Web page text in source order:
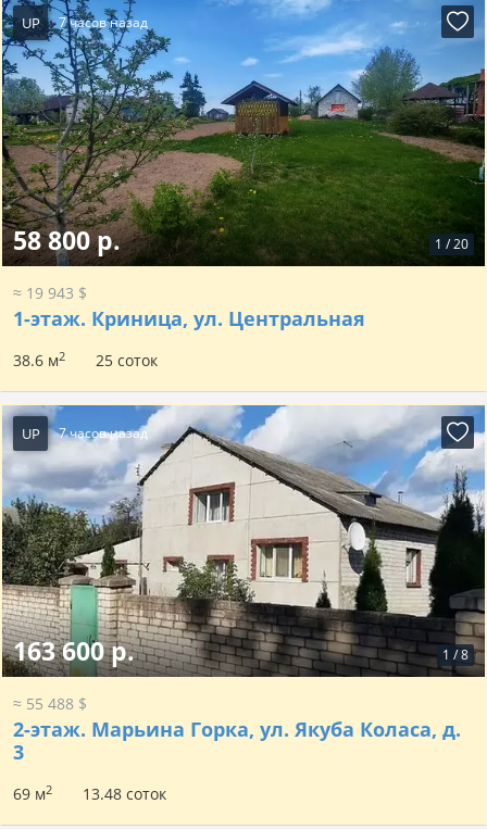
UP 7 часов назад
1 /20
58 800 р.
≈ 19 943 $
1-этаж. Криница, ул. Центральная
38.6 м2 25 соток
UP 7 часов назад
1 /8
163 600 р.
≈ 55 488 $
2-этаж. Марьина Горка, ул. Якуба Коласа, д.
3
69 м2 13.48 соток